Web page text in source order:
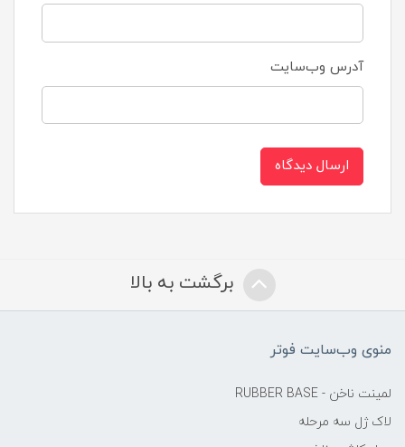
آدرس وب‌سایت
ارسال دیدگاه
برگشت به بالا
منوی وب‌سایت فوتر
لمینت ناخن - RUBBER BASE
لاک ژل سه مرحله